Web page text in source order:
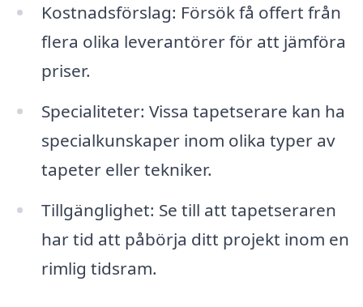
Kostnadsförslag: Försök få offert från
flera olika leverantörer för att jämföra
priser.
Specialiteter: Vissa tapetserare kan ha
specialkunskaper inom olika typer av
tapeter eller tekniker.
Tillgänglighet: Se till att tapetseraren
har tid att påbörja ditt projekt inom en
rimlig tidsram.